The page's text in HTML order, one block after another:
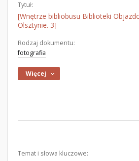
Tytuł:
[Wnętrze bibliobusu Biblioteki
Olsztynie. 3]
Rodzaj dokumentu:
fotografia
Więcej
Temat i słowa kluczowe: